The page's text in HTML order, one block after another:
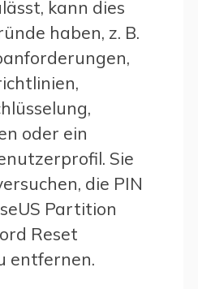
kann dies
haben, z. B.
oder ein
Sie
die PIN
Partition
Reset
entfernen.